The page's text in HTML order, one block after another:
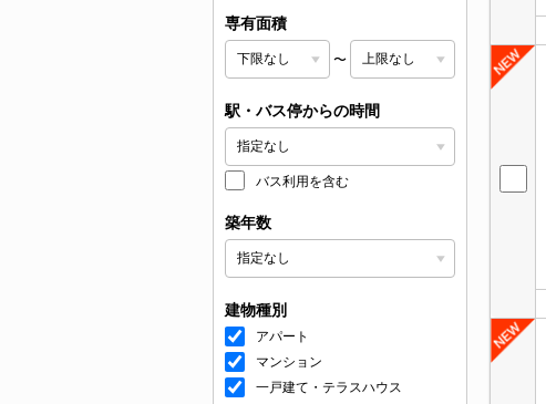
専有面積
〜
駅・バス停からの時間
バス利用を含む
築年数
建物種別
アパート
マンション
一戸建て・テラスハウス